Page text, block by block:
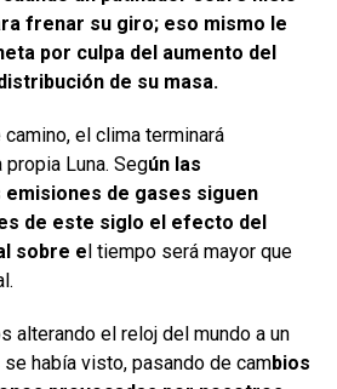
frenar su giro; eso mismo le
por culpa del aumento del
de su masa.
el clima terminará
Luna. Según las
de gases siguen
de este siglo el efecto del
sobre el tiempo será mayor que
alterando el reloj del mundo a un
había visto, pasando de cambios